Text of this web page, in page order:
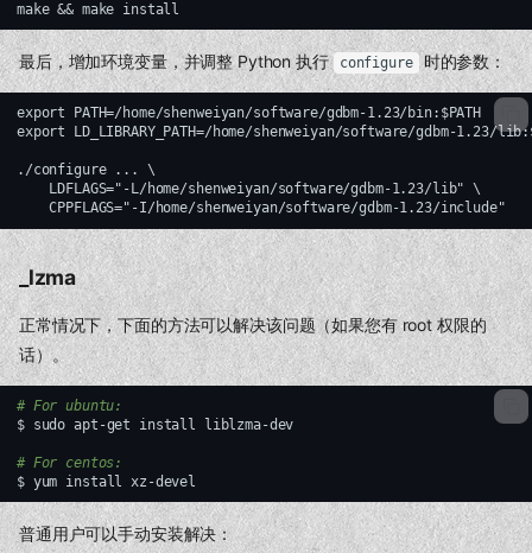
最后，增加环境变量，并调整 Python 执行 configure 时的参数：
export PATH=/home/shenweiyan/software/gdbm-1.23/bin:$PATH
export LD_LIBRARY_PATH=/home/shenweiyan/software/gdbm-1.23/
./configure ... \
    LDFLAGS="-L/home/shenweiyan/software/gdbm-1.23/lib" \
_lzma
正常情况下，下面的方法可以解决该问题（如果您有 root 权限的
话）。
# For ubuntu:
$ sudo apt-get install liblzma-dev
# For centos:
$ yum install
普通用户可以手动安装解决：